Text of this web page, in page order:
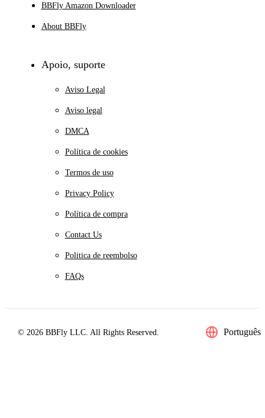
BBFly Amazon Downloader
About BBFly
Apoio, suporte
Aviso Legal
Aviso legal
DMCA
Política de cookies
Termos de uso
Privacy Policy
Política de compra
Contact Us
Politica de reembolso
FAQs
© 2026 BBFly LLC. All Rights Reserved. Português